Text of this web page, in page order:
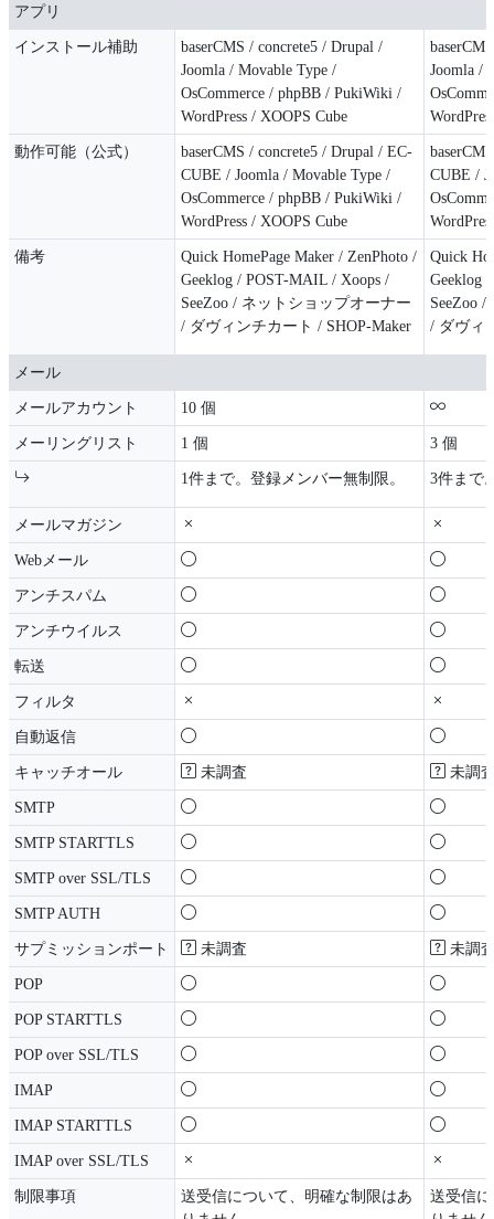
アプリ
インストール補助
baserCMS / concrete5 / Drupal /
Joomla / Movable Type /
OsCommerce / phpBB / PukiWiki /
WordPress / XOOPS Cube
Joomla /
動作可能（公式）
baserCMS / concrete5 / Drupal / EC-
CUBE / Joomla / Movable Type /
OsCommerce / phpBB / PukiWiki /
WordPress / XOOPS Cube
CUBE /
備考
Quick HomePage Maker / ZenPhoto /
Geeklog / POST-MAIL / Xoops /
SeeZoo / ネットショップオーナー
/ ダヴィンチカート / SHOP-Maker
Quick
Geeklog
SeeZoo
/ ダヴィ
メール
メールアカウント 10 個
メーリングリスト 1 個 3 個
1件まで。登録メンバー無制限。 3件まで
メールマガジン
Webメール
アンチスパム
アンチウイルス
転送
フィルタ
自動返信
キャッチオール 未調査 未調
SMTP
SMTP STARTTLS
SMTP over SSL/TLS
SMTP AUTH
サプミッションポート 未調査 未調
POP
POP STARTTLS
POP over SSL/TLS
IMAP
IMAP STARTTLS
IMAP over SSL/TLS
制限事項
送受信について、明確な制限はあ
送受信